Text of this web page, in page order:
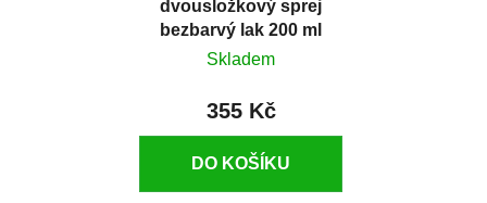
dvousložkový sprej
bezbarvý lak 200 ml
Skladem
355 Kč
DO KOŠÍKU